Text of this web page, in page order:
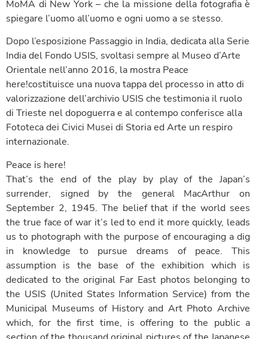
MoMA di New York – che la missione della fotografia è
spiegare l’uomo all’uomo e ogni uomo a se stesso.
Dopo l’esposizione Passaggio in India, dedicata alla Serie
India del Fondo USIS, svoltasi sempre al Museo d’Arte
Orientale nell’anno 2016, la mostra Peace
here!costituisce una nuova tappa del processo in atto di
valorizzazione dell’archivio USIS che testimonia il ruolo
di Trieste nel dopoguerra e al contempo conferisce alla
Fototeca dei Civici Musei di Storia ed Arte un respiro
internazionale.
Peace is here!
That’s the end of the play by play of the Japan’s
surrender, signed by the general MacArthur on
September 2, 1945. The belief that if the world sees
the true face of war it’s led to end it more quickly, leads
us to photograph with the purpose of encouraging a dig
in knowledge to pursue dreams of peace. This
assumption is the base of the exhibition which is
dedicated to the original Far East photos belonging to
the USIS (United States Information Service) from the
Municipal Museums of History and Art Photo Archive
which, for the first time, is offering to the public a